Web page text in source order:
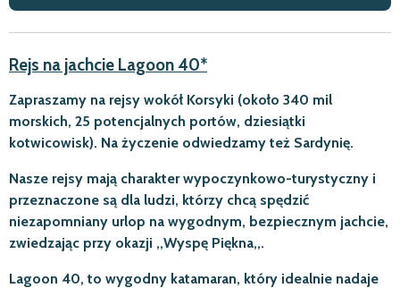
Rejs na jachcie Lagoon 40*
Zapraszamy na rejsy wokół Korsyki (około 340 mil
morskich, 25 potencjalnych portów, dziesiątki
kotwicowisk). Na życzenie odwiedzamy też Sardynię.
Nasze rejsy mają charakter wypoczynkowo-turystyczny i
przeznaczone są dla ludzi, którzy chcą spędzić
niezapomniany urlop na wygodnym, bezpiecznym jachcie,
zwiedzając przy okazji ,,Wyspę Piękna,,.
Lagoon 40, to wygodny katamaran, który idealnie nadaje